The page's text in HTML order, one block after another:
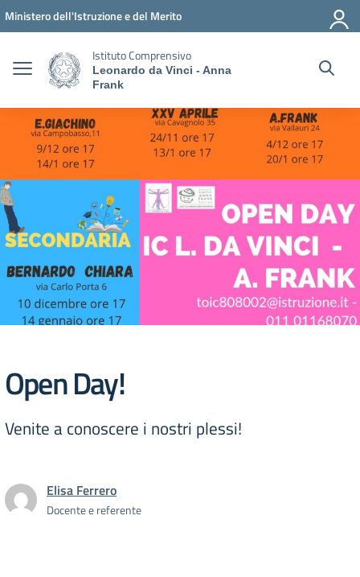
Vai ai contenuti
Vai al menu di navigazione
Vai al footer
Ministero dell'Istruzione e del Merito
Istituto Comprensivo
Leonardo da Vinci - Anna
Frank
Open Day!
Venite a conoscere i nostri plessi!
Elisa Ferrero
Docente e referente